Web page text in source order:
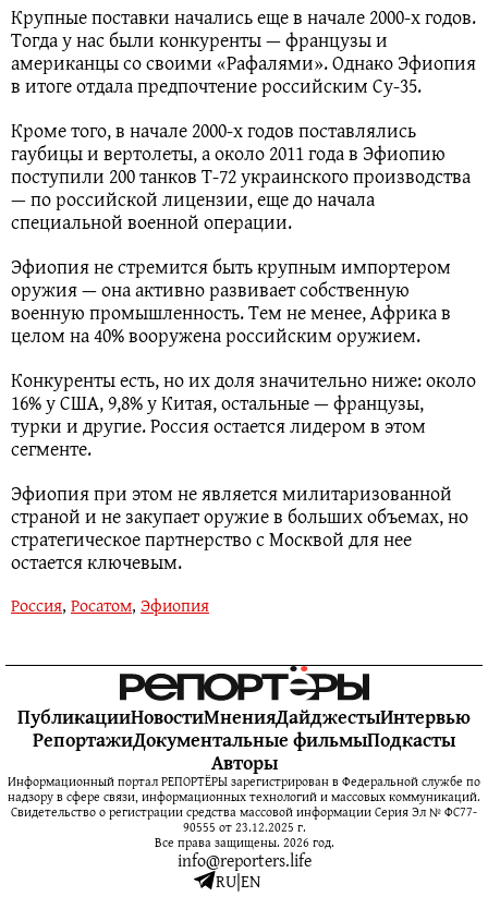
Крупные поставки начались еще в начале 2000-х годов.
Тогда у нас были конкуренты — французы и
американцы со своими «Рафалями». Однако Эфиопия
в итоге отдала предпочтение российским Су-35.
Кроме того, в начале 2000-х годов поставлялись
гаубицы и вертолеты, а около 2011 года в Эфиопию
поступили 200 танков Т-72 украинского производства
— по российской лицензии, еще до начала
специальной военной операции.
Эфиопия не стремится быть крупным импортером
оружия — она активно развивает собственную
военную промышленность. Тем не менее, Африка в
целом на 40% вооружена российским оружием.
Конкуренты есть, но их доля значительно ниже: около
16% у США, 9,8% у Китая, остальные — французы,
турки и другие. Россия остается лидером в этом
сегменте.
Эфиопия при этом не является милитаризованной
страной и не закупает оружие в больших объемах, но
стратегическое партнерство с Москвой для нее
остается ключевым.
Россия, Росатом, Эфиопия
ПубликацииНовостиМненияДайджестыИнтервью
РепортажиДокументальные фильмыПодкасты
Авторы
Информационный портал РЕПОРТЁРЫ зарегистрирован в Федеральной службе по
надзору в сфере связи, информационных технологий и массовых коммуникаций.
Свидетельство о регистрации средства массовой информации Серия Эл № ФС77-
90555 от 23.12.2025 г.
Все права защищены. 2026 год.
info@reporters.life
RU|EN